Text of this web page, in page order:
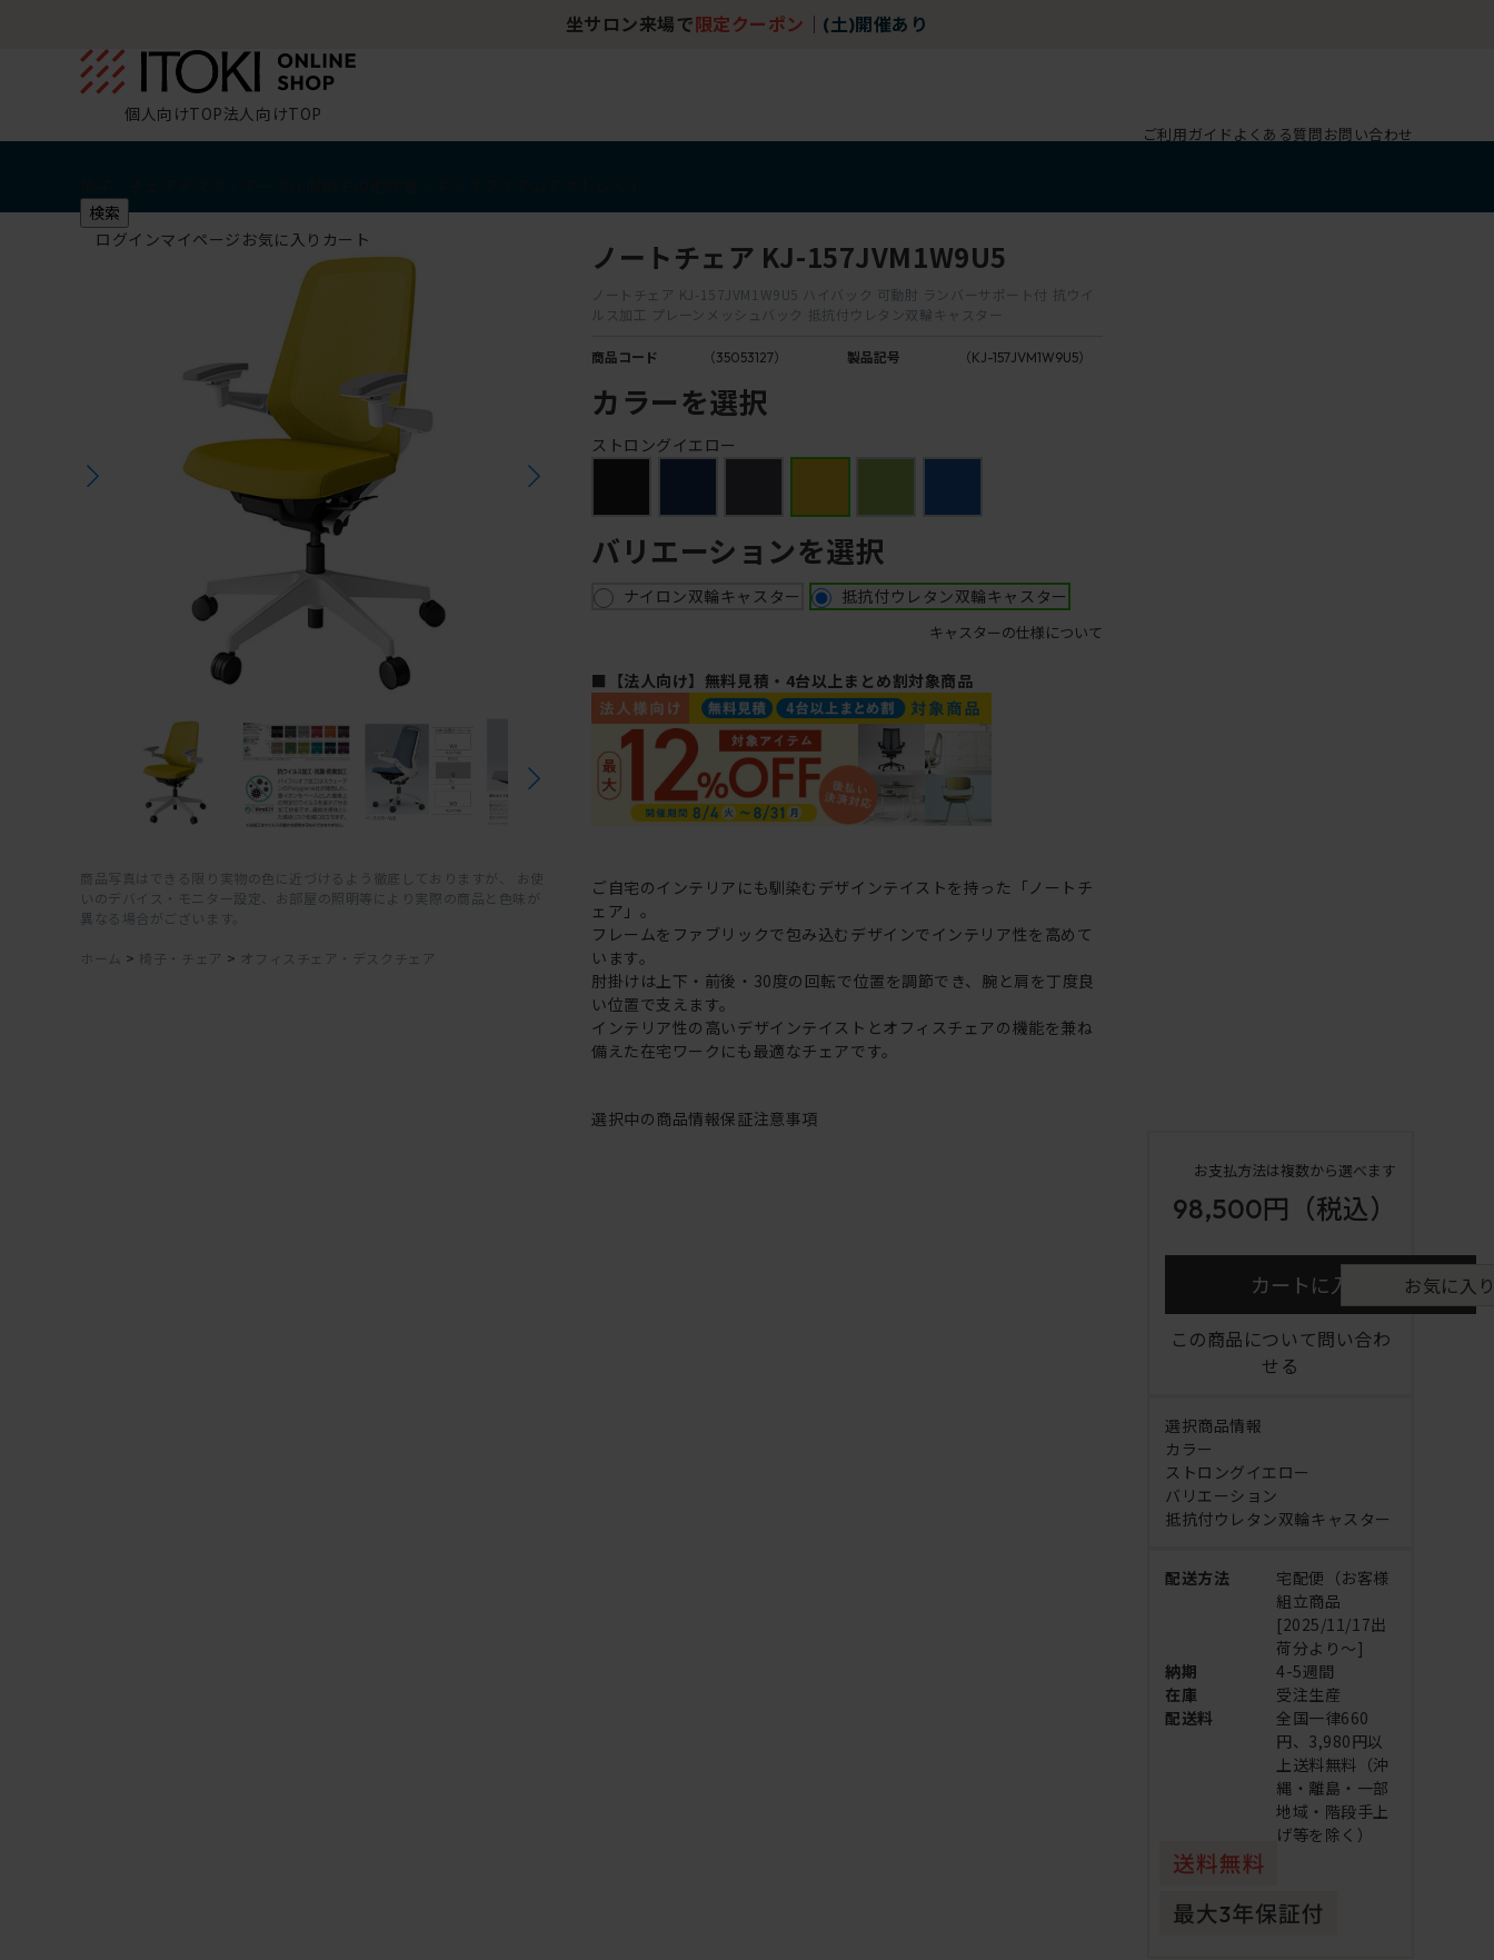
坐サロン来場で 限定クーポン (土)開催あり
個人向けTOP法人向けTOP
ご利用ガイド よくある質問お問い合わせ
検索
ログインマイページ お気に入り カート
商品写真はできる限り実物の色に近づけるよう徹底しておりますが、 お使
いのデバイス・モニター設定、お部屋の照明等により実際の商品と色味が
異なる場合がございます。
ホーム > 椅子・チェア > オフィスチェア・デスクチェア
ノートチェア KJ-157JVM1W9U5
ノートチェア KJ-157JVM1W9U5 ハイバック 可動肘 ランバーサポート付 抗ウイ
ルス加工 プレーンメッシュバック 抵抗付ウレタン双輪キャスター
商品コード （35053127） 製品記号 （KJ-157JVM1W9U5）
カラーを選択
ストロングイエロー
バリエーションを選択
ナイロン双輪キャスター 抵抗付ウレタン双輪キャスター
キャスターの仕様について
■【法人向け】無料見積・4台以上まとめ割対象商品
ご自宅のインテリアにも馴染むデザインテイストを持った「ノートチ
ェア」。
フレームをファブリックで包み込むデザインでインテリア性を高めて
います。
肘掛けは上下・前後・30度の回転で位置を調節でき、腕と肩を丁度良
い位置で支えます。
インテリア性の高いデザインテイストとオフィスチェアの機能を兼ね
備えた在宅ワークにも最適なチェアです。
選択中の商品情報保証注意事項
お支払方法は複数から選べます
98,500円 （税込）
カートに入れる お気に入
この商品について問い合わ
せる
選択商品情報
カラー
ストロングイエロー
バリエーション
抵抗付ウレタン双輪キャスター
配送方法
宅配便（お客様
組立商品
[2025/11/17出
荷分より～]
納期
4-5週間
在庫
受注生産
配送料
全国一律660
円、3,980円以
上送料無料（沖
縄・離島・一部
地域・階段手上
げ等を除く）